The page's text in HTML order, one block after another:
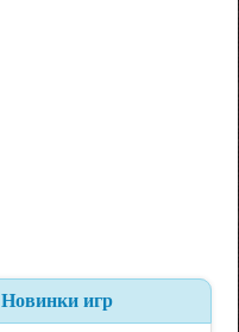
Новинки игр